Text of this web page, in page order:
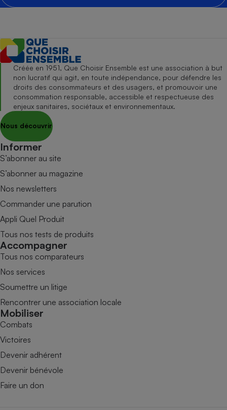
Créée en 1951, Que Choisir Ensemble est une association à but
non lucratif qui agit, en toute indépendance, pour défendre les
droits des consommateurs et des usagers, et promouvoir une
consommation responsable, accessible et respectueuse des
enjeux sanitaires, sociétaux et environnementaux.
Nous découvrir
Informer
S’abonner au site
S’abonner au magazine
Nos newsletters
Commander une parution
Appli Quel Produit
Tous nos tests de produits
Accompagner
Tous nos comparateurs
Nos services
Soumettre un litige
Rencontrer une association locale
Mobiliser
Combats
Victoires
Devenir adhérent
Devenir bénévole
Faire un don